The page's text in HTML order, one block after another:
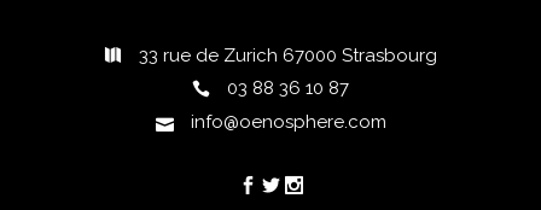
33 rue de Zurich 67000 Strasbourg
03 88 36 10 87
info@oenosphere.com